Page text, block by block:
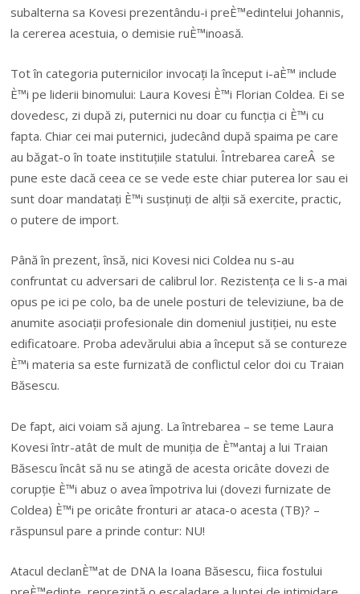
subalterna sa Kovesi prezentându-i preÈ™edintelui Johannis,
la cererea acestuia, o demisie ruÈ™inoasă.
Tot în categoria puternicilor invocați la început i-aÈ™ include
È™i pe liderii binomului: Laura Kovesi È™i Florian Coldea. Ei se
dovedesc, zi după zi, puternici nu doar cu funcția ci È™i cu
fapta. Chiar cei mai puternici, judecând după spaima pe care
au băgat-o în toate instituțiile statului. Întrebarea careÂ se
pune este dacă ceea ce se vede este chiar puterea lor sau ei
sunt doar mandatați È™i susținuți de alții să exercite, practic,
o putere de import.
Până în prezent, însă, nici Kovesi nici Coldea nu s-au
confruntat cu adversari de calibrul lor. Rezistența ce li s-a mai
opus pe ici pe colo, ba de unele posturi de televiziune, ba de
anumite asociații profesionale din domeniul justiției, nu este
edificatoare. Proba adevărului abia a început să se contureze
È™i materia sa este furnizată de conflictul celor doi cu Traian
Băsescu.
De fapt, aici voiam să ajung. La întrebarea – se teme Laura
Kovesi într-atât de mult de muniția de È™antaj a lui Traian
Băsescu încât să nu se atingă de acesta oricâte dovezi de
corupție È™i abuz o avea împotriva lui (dovezi furnizate de
Coldea) È™i pe oricâte fronturi ar ataca-o acesta (TB)? –
răspunsul pare a prinde contur: NU!
Atacul declanÈ™at de DNA la Ioana Băsescu, fiica fostului